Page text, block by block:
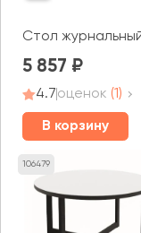
Стол
5 857
4.7оценок (1)
В корзину
106479